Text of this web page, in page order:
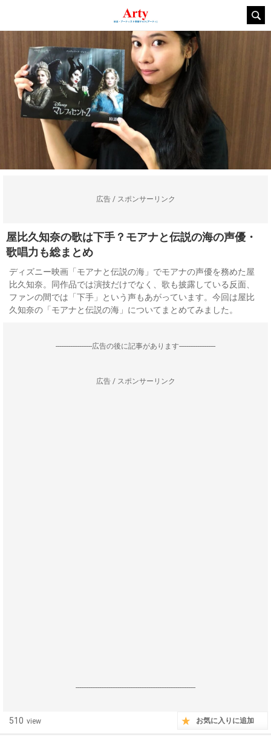
広告 / スポンサーリンク
屋比久知奈の歌は下手？モアナと伝説の海の声優・
歌唱力も総まとめ
ディズニー映画「モアナと伝説の海」でモアナの声優を務めた屋
比久知奈。同作品では演技だけでなく、歌も披露している反面、
ファンの間では「下手」という声もあがっています。今回は屋比
久知奈の「モアナと伝説の海」についてまとめてみました。
--------------------広告の後に記事があります--------------------
広告 / スポンサーリンク
------------------------------------------------------------------
510 view お気に入りに追加